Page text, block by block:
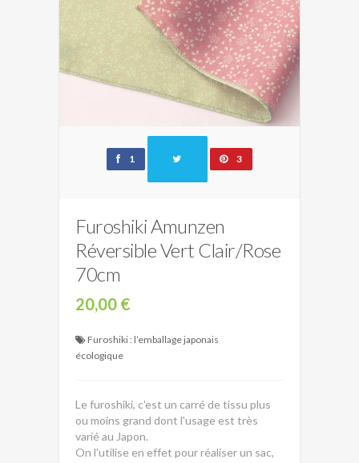
1 3
Furoshiki Amunzen
Réversible Vert Clair/Rose
70cm
20,00 €
Furoshiki : l’emballage japonais
écologique
Le furoshiki, c'est un carré de tissu plus
ou moins grand dont l'usage est très
varié au Japon.
On l'utilise en effet pour réaliser un sac,